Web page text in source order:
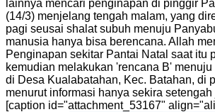
lainnya mencari penginapan di pinggir
(14/3) menjelang tengah malam, yang
pagi seusai shalat subuh menuju
manusia hanya bisa berencana. Allah
Penginapan sekitar Pantai Natal saat itu
kemudian melakukan 'rencana B'
di Desa Kualabatahan, Kec. Batahan, di
menurut informasi hanya sekira
[caption id="attachment_53167"